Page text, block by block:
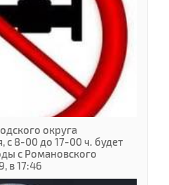
округа
с 8-00 до 17-00 ч. будет
с Романовского
в 17:46